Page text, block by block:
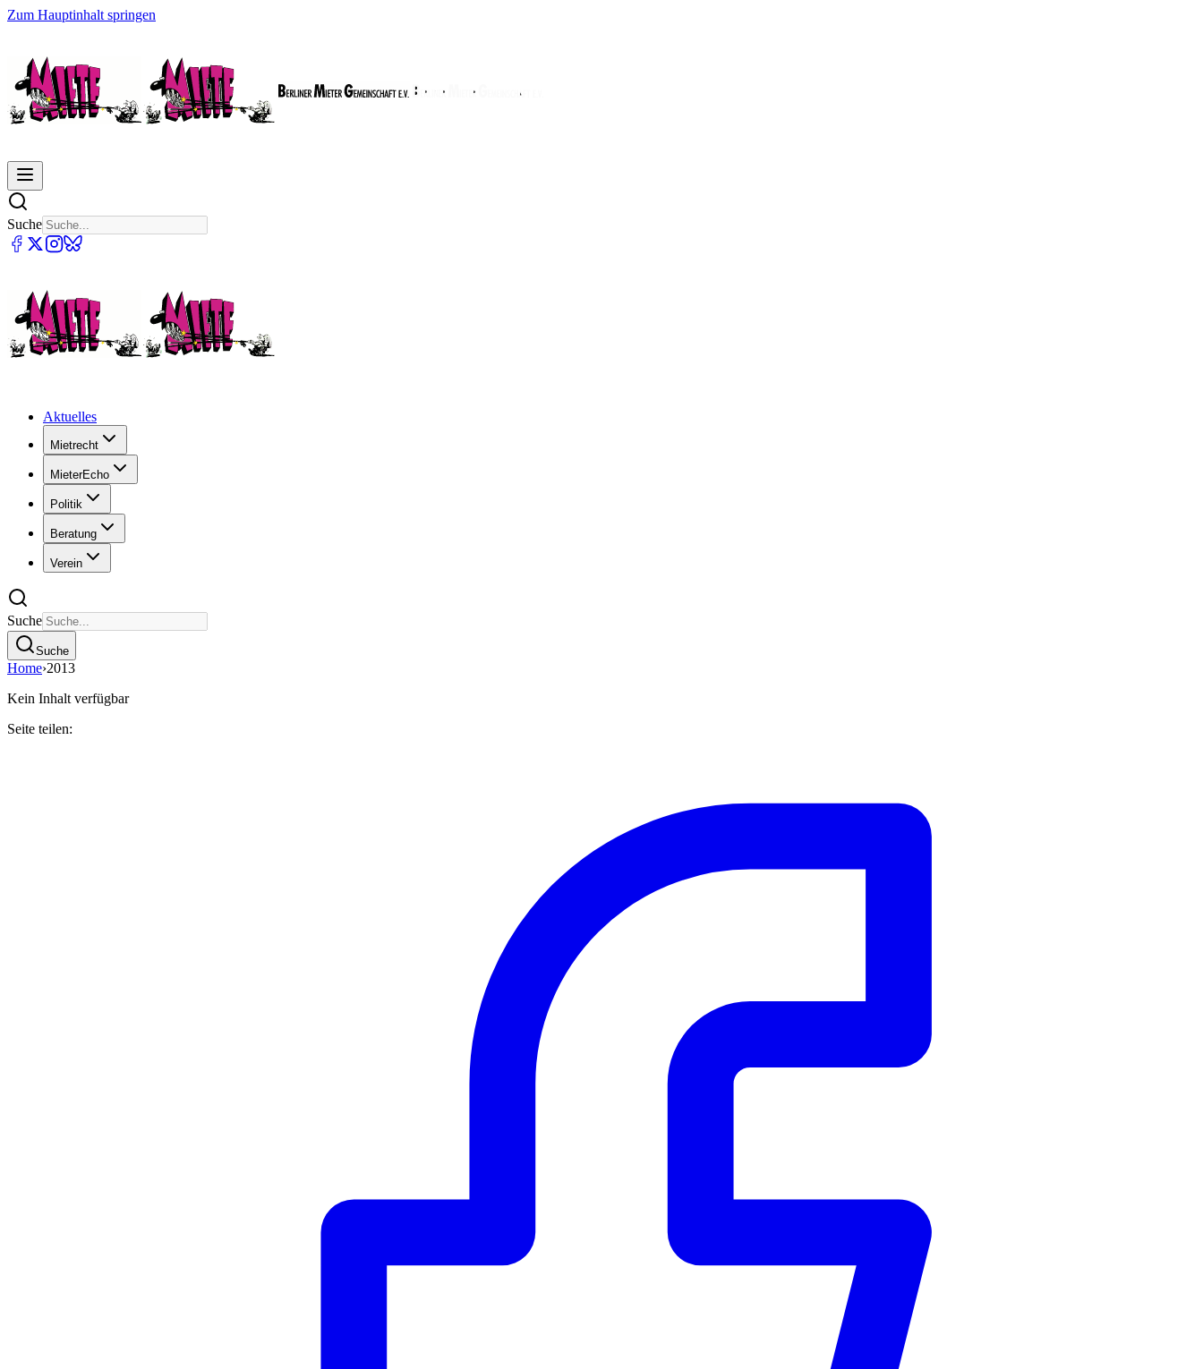
Zum Hauptinhalt springen
Suche
Aktuelles
Mietrecht
MieterEcho
Politik
Beratung
Verein
Suche
Suche
Home›2013
Kein Inhalt verfügbar
Seite teilen: